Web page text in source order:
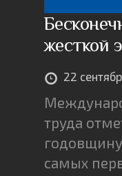
жесткой
22
труда
самых